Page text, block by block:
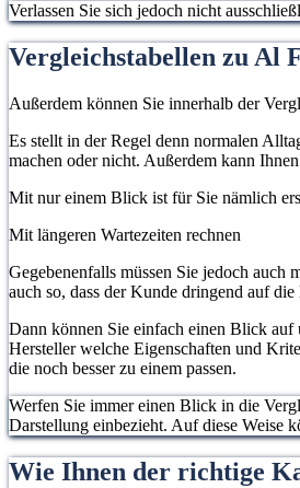
Verlassen Sie sich jedoch nicht
Vergleichstabellen zu Al
Außerdem können Sie innerhalb der
Es stellt in der Regel denn normalen
machen oder nicht. Außerdem kann
Mit nur einem Blick ist für Sie nämlich
Mit längeren Wartezeiten rechnen
Gegebenenfalls müssen Sie jedoch auch
auch so, dass der Kunde dringend auf
Dann können Sie einfach einen Blick auf
Hersteller welche Eigenschaften und
die noch besser zu einem passen.
Werfen Sie immer einen Blick in die
Darstellung einbezieht. Auf diese Weise
Wie Ihnen der richtige